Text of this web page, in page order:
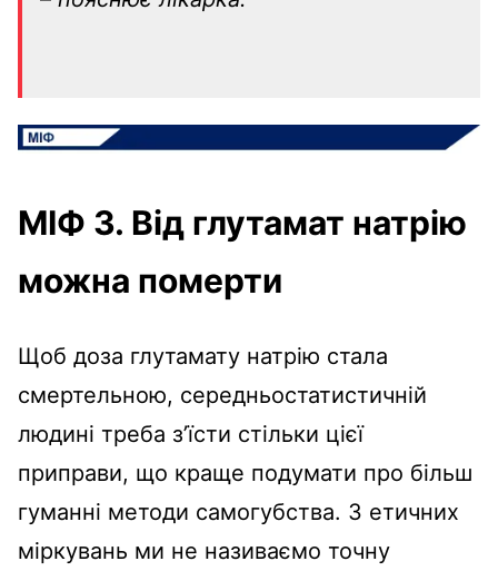
МІФ 3. Від глутамат натрію
можна померти
Щоб доза глутамату натрію стала
смертельною, середньостатистичній
людині треба з’їсти стільки цієї
приправи, що краще подумати про більш
гуманні методи самогубства. З етичних
міркувань ми не називаємо точну